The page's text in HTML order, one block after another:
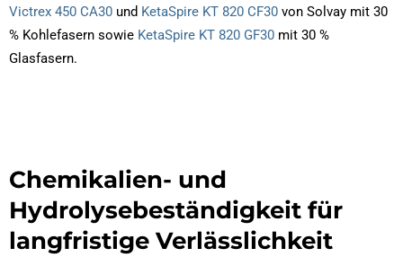
Victrex 450 CA30 und KetaSpire KT 820 CF30 von Solvay mit 30
% Kohlefasern sowie KetaSpire KT 820 GF30 mit 30 %
Glasfasern.
Chemikalien- und
Hydrolysebeständigkeit für
langfristige Verlässlichkeit